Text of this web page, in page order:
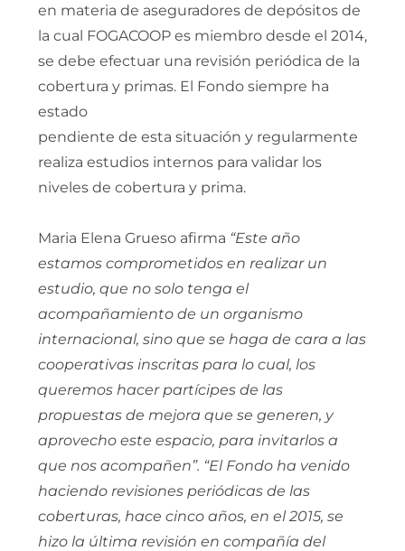
en materia de aseguradores de depósitos de
la cual FOGACOOP es miembro desde el 2014,
se debe efectuar una revisión periódica de la
cobertura y primas. El Fondo siempre ha
estado
pendiente de esta situación y regularmente
realiza estudios internos para validar los
niveles de cobertura y prima.
Maria Elena Grueso afirma “Este año
estamos comprometidos en realizar un
estudio, que no solo tenga el
acompañamiento de un organismo
internacional, sino que se haga de cara a las
cooperativas inscritas para lo cual, los
queremos hacer partícipes de las
propuestas de mejora que se generen, y
aprovecho este espacio, para invitarlos a
que nos acompañen”. “El Fondo ha venido
haciendo revisiones periódicas de las
coberturas, hace cinco años, en el 2015, se
hizo la última revisión en compañía del